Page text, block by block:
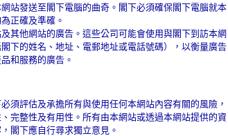
站發送至閣下電腦的曲奇。閣下必須確保閣下電腦就本
正確及準確。
其他網站的廣告。這些公司可能會使用與閣下到訪本網
下的姓名、地址、電郵地址或電話號碼），以衡量廣告
和服務的廣告。
須評估及承擔所有與使用任何本網站內容有關的風險，
完整性及有用性。所有由本網站或透過本網站提供的資
閣下應自行尋求獨立意見。